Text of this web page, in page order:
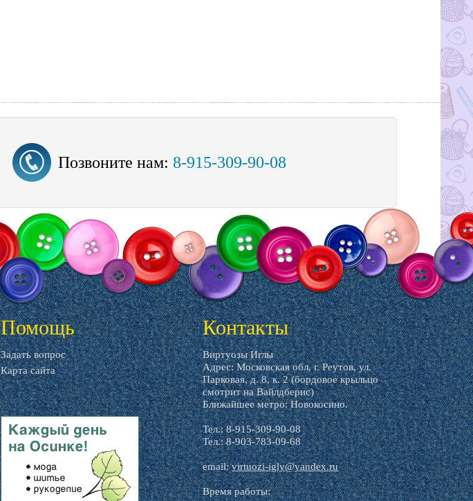
Позвоните нам: 8-915-309-90-08
Помощь
Задать вопрос
Карта сайта
Контакты
Виртуозы Иглы
Адрес: Московская обл, г. Реутов, ул.
Парковая, д. 8, к. 2 (бордовое крыльцо
смотрит на Вайлдберис)
Ближайшее метро: Новокосино.
Тел.: 8-915-309-90-08
Тел.: 8-903-783-09-68
email:virtuozi-igly@yandex.ru
Время работы: